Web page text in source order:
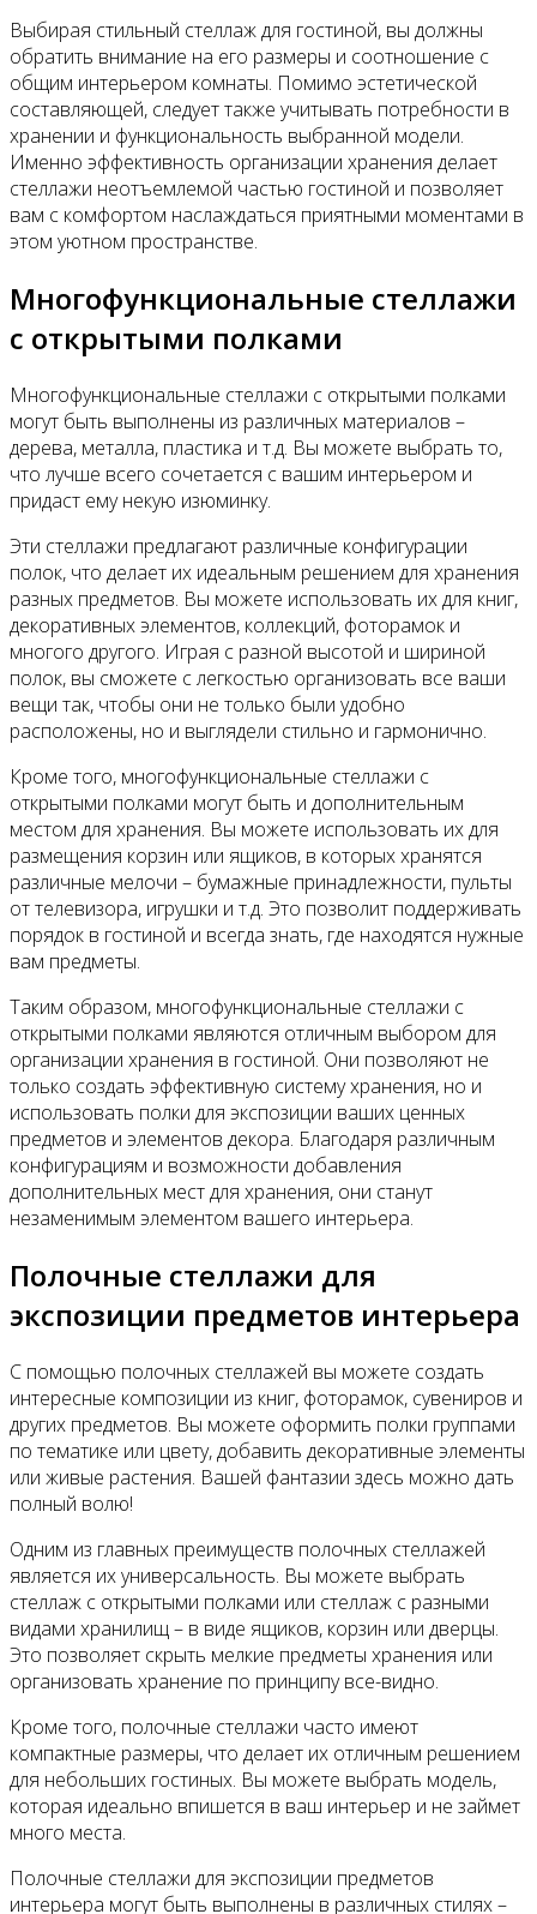
Выбирая стильный стеллаж для гостиной, вы должны
обратить внимание на его размеры и соотношение с
общим интерьером комнаты. Помимо эстетической
составляющей, следует также учитывать потребности в
хранении и функциональность выбранной модели.
Именно эффективность организации хранения делает
стеллажи неотъемлемой частью гостиной и позволяет
вам с комфортом наслаждаться приятными моментами в
этом уютном пространстве.
Многофункциональные стеллажи
с открытыми полками
Многофункциональные стеллажи с открытыми полками
могут быть выполнены из различных материалов –
дерева, металла, пластика и т.д. Вы можете выбрать то,
что лучше всего сочетается с вашим интерьером и
придаст ему некую изюминку.
Эти стеллажи предлагают различные конфигурации
полок, что делает их идеальным решением для хранения
разных предметов. Вы можете использовать их для книг,
декоративных элементов, коллекций, фоторамок и
многого другого. Играя с разной высотой и шириной
полок, вы сможете с легкостью организовать все ваши
вещи так, чтобы они не только были удобно
расположены, но и выглядели стильно и гармонично.
Кроме того, многофункциональные стеллажи с
открытыми полками могут быть и дополнительным
местом для хранения. Вы можете использовать их для
размещения корзин или ящиков, в которых хранятся
различные мелочи – бумажные принадлежности, пульты
от телевизора, игрушки и т.д. Это позволит поддерживать
порядок в гостиной и всегда знать, где находятся нужные
вам предметы.
Таким образом, многофункциональные стеллажи с
открытыми полками являются отличным выбором для
организации хранения в гостиной. Они позволяют не
только создать эффективную систему хранения, но и
использовать полки для экспозиции ваших ценных
предметов и элементов декора. Благодаря различным
конфигурациям и возможности добавления
дополнительных мест для хранения, они станут
незаменимым элементом вашего интерьера.
Полочные стеллажи для
экспозиции предметов интерьера
С помощью полочных стеллажей вы можете создать
интересные композиции из книг, фоторамок, сувениров и
других предметов. Вы можете оформить полки группами
по тематике или цвету, добавить декоративные элементы
или живые растения. Вашей фантазии здесь можно дать
полный волю!
Одним из главных преимуществ полочных стеллажей
является их универсальность. Вы можете выбрать
стеллаж с открытыми полками или стеллаж с разными
видами хранилищ – в виде ящиков, корзин или дверцы.
Это позволяет скрыть мелкие предметы хранения или
организовать хранение по принципу все-видно.
Кроме того, полочные стеллажи часто имеют
компактные размеры, что делает их отличным решением
для небольших гостиных. Вы можете выбрать модель,
которая идеально впишется в ваш интерьер и не займет
много места.
Полочные стеллажи для экспозиции предметов
интерьера могут быть выполнены в различных стилях –